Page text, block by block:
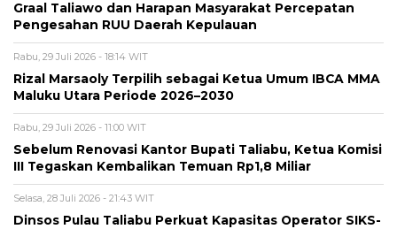
Graal Taliawo dan Harapan Masyarakat Percepatan
Pengesahan RUU Daerah Kepulauan
Rabu, 29 Juli 2026 - 18:14 WIT
Rizal Marsaoly Terpilih sebagai Ketua Umum IBCA MMA
Maluku Utara Periode 2026–2030
Rabu, 29 Juli 2026 - 11:00 WIT
Sebelum Renovasi Kantor Bupati Taliabu, Ketua Komisi
III Tegaskan Kembalikan Temuan Rp1,8 Miliar
Selasa, 28 Juli 2026 - 21:43 WIT
Dinsos Pulau Taliabu Perkuat Kapasitas Operator SIKS-